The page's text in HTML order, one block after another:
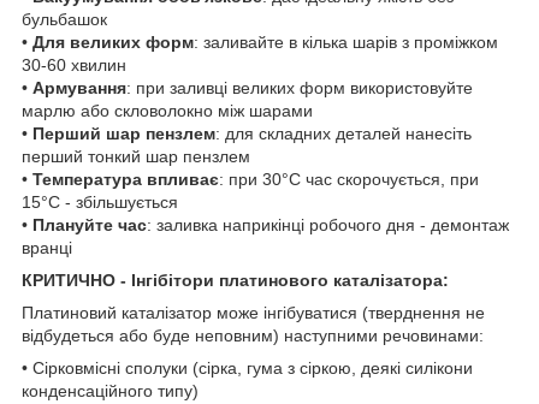
бульбашок
• Для великих форм: заливайте в кілька шарів з проміжком
30-60 хвилин
• Армування: при заливці великих форм використовуйте
марлю або скловолокно між шарами
• Перший шар пензлем: для складних деталей нанесіть
перший тонкий шар пензлем
• Температура впливає: при 30°C час скорочується, при
15°C - збільшується
• Плануйте час: заливка наприкінці робочого дня - демонтаж
вранці
КРИТИЧНО - Інгібітори платинового каталізатора:
Платиновий каталізатор може інгібуватися (тверднення не
відбудеться або буде неповним) наступними речовинами:
• Сірковмісні сполуки (сірка, гума з сіркою, деякі силікони
конденсаційного типу)